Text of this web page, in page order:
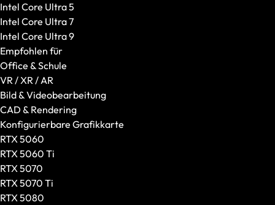
Intel Core Ultra 5
Intel Core Ultra 7
Intel Core Ultra 9
Empfohlen für
Office & Schule
VR / XR / AR
Bild & Videobearbeitung
CAD & Rendering
Konfigurierbare Grafikkarte
RTX 5060
RTX 5060 Ti
RTX 5070
RTX 5070 Ti
RTX 5080